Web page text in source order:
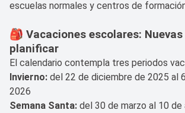
escuelas normales y centros de
🎒 Vacaciones escolares:
planificar
El calendario contempla tres periodos
Invierno: del 22 de diciembre de 2025 al
2026
Semana Santa: del 30 de marzo al 10 de